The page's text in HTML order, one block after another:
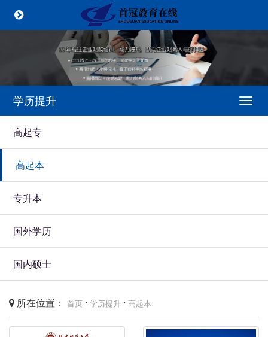
学历提升
高起专
高起本
专升本
国外学历
国内硕士
所在位置： 首页 · 学历提升 · 高起本